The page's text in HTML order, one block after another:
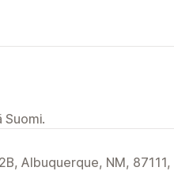
Albuquerque, NM, 87111,